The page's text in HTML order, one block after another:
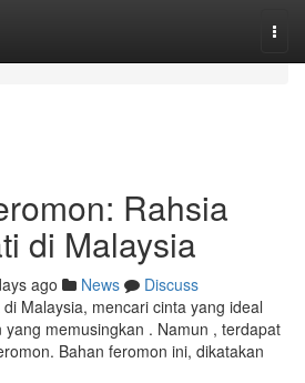
Rahsia
di Malaysia
ago News
Discuss
Malaysia, mencari cinta yang ideal
memusingkan . Namun , terdapat
Bahan feromon ini, dikatakan